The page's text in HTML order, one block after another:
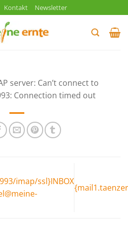
Kontakt Newsletter
server: Can’t connect to
Connection timed out
imap/ssl}INBOX